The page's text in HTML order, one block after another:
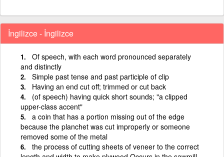
İngilizce - İngilizce
Of speech, with each word pronounced separately
and distinctly
Simple past tense and past participle of clip
Having an end cut off; trimmed or cut back
(of speech) having quick short sounds; "a clipped
upper-class accent"
a coin that has a portion missing out of the edge
because the planchet was cut improperly or someone
removed some of the metal
the process of cutting sheets of veneer to the correct